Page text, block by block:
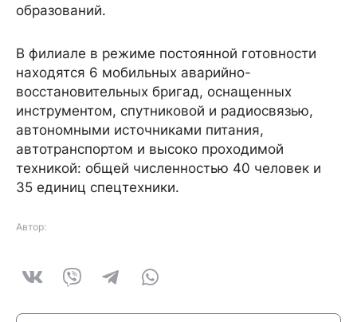
образований.
В филиале в режиме постоянной готовности
находятся 6 мобильных аварийно-
восстановительных бригад, оснащенных
инструментом, спутниковой и радиосвязью,
автономными источниками питания,
автотранспортом и высоко проходимой
техникой: общей численностью 40 человек и
35 единиц спецтехники.
Автор: